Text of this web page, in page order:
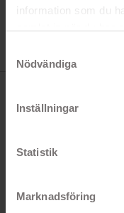
information som du
Nödvändiga
Inställningar
Statistik
Marknadsföring
664046
Snabbfakta!
- Tunn design